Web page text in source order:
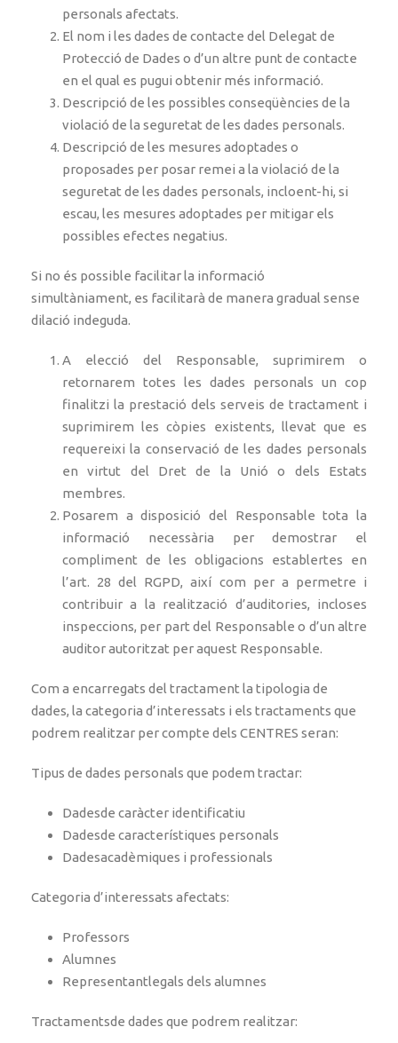
personals afectats.
El nom i les dades de contacte del Delegat de
Protecció de Dades o d’un altre punt de contacte
en el qual es pugui obtenir més informació.
Descripció de les possibles conseqüències de la
violació de la seguretat de les dades personals.
Descripció de les mesures adoptades o
proposades per posar remei a la violació de la
seguretat de les dades personals, incloent-hi, si
escau, les mesures adoptades per mitigar els
possibles efectes negatius.
Si no és possible facilitar la informació
simultàniament, es facilitarà de manera gradual sense
dilació indeguda.
A elecció del Responsable, suprimirem o
retornarem totes les dades personals un cop
finalitzi la prestació dels serveis de tractament i
suprimirem les còpies existents, llevat que es
requereixi la conservació de les dades personals
en virtut del Dret de la Unió o dels Estats
membres.
Posarem a disposició del Responsable tota la
informació necessària per demostrar el
compliment de les obligacions establertes en
l’art. 28 del RGPD, així com per a permetre i
contribuir a la realització d’auditories, incloses
inspeccions, per part del Responsable o d’un altre
auditor autoritzat per aquest Responsable.
Com a encarregats del tractament la tipologia de
dades, la categoria d’interessats i els tractaments que
podrem realitzar per compte dels CENTRES seran:
Tipus de dades personals que podem tractar:
Dadesde caràcter identificatiu
Dadesde característiques personals
Dadesacadèmiques i professionals
Categoria d’interessats afectats:
Professors
Alumnes
Representantlegals dels alumnes
Tractamentsde dades que podrem realitzar: